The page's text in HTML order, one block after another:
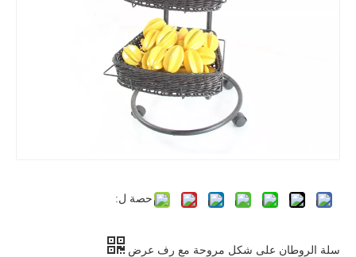
حصة ل:
سلة الروطان على شكل مروحة مع رف عرض